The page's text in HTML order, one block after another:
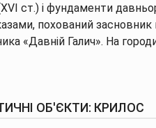
ст.) і фундаменти
похований засновник
«Давній Галич». На
ОБ'ЄКТИ: КРИЛОС